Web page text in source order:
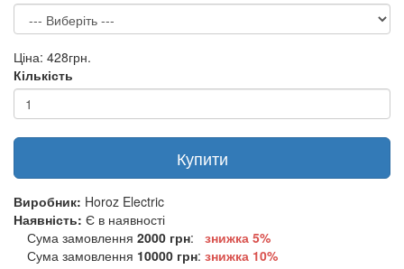
Ціна: 428грн.
Кількість
Купити
Виробник: Horoz Electric
Наявність: Є в наявності
Сума замовлення 2000 грн:
знижка 5%
Сума замовлення 10000 грн: знижка 10%